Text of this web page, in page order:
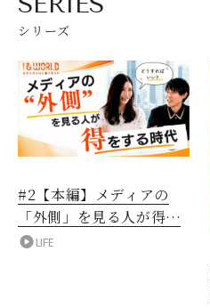
シリーズ
#2【本編】メディアの
「外側」を見る人が得を
する時代
LIFE